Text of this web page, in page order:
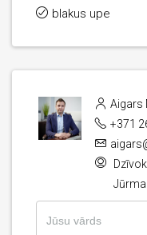
blakus upe
Aigars
+371